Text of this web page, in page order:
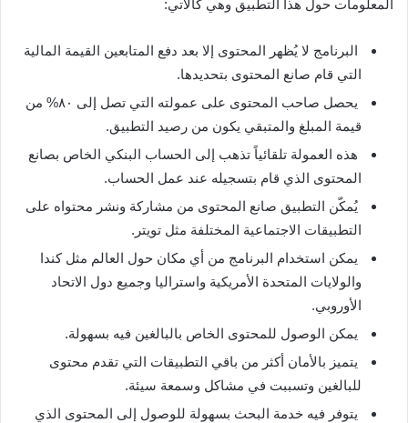
المعلومات حول هذا التطبيق وهي كالآتي:
البرنامج لا يُظهر المحتوى إلا بعد دفع المتابعين القيمة المالية
التي قام صانع المحتوى بتحديدها.
يحصل صاحب المحتوى على عمولته التي تصل إلى ٨٠% من
قيمة المبلغ والمتبقي يكون من رصيد التطبيق.
هذه العمولة تلقائياً تذهب إلى الحساب البنكي الخاص بصانع
المحتوى الذي قام بتسجيله عند عمل الحساب.
يُمكّن التطبيق صانع المحتوى من مشاركة ونشر محتواه على
التطبيقات الاجتماعية المختلفة مثل تويتر.
يمكن استخدام البرنامج من أي مكان حول العالم مثل كندا
والولايات المتحدة الأمريكية واستراليا وجميع دول الاتحاد
الأوروبي.
يمكن الوصول للمحتوى الخاص بالبالغين فيه بسهولة.
يتميز بالأمان أكثر من باقي التطبيقات التي تقدم محتوى
للبالغين وتسببت في مشاكل وسمعة سيئة.
يتوفر فيه خدمة البحث بسهولة للوصول إلى المحتوى الذي